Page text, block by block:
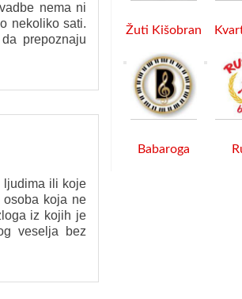
nema ni
nekoliko sati.
prepoznaju
ljudima ili koje
osoba koja ne
iz kojih je
veselja bez
Žuti Kišobran
Babaroga